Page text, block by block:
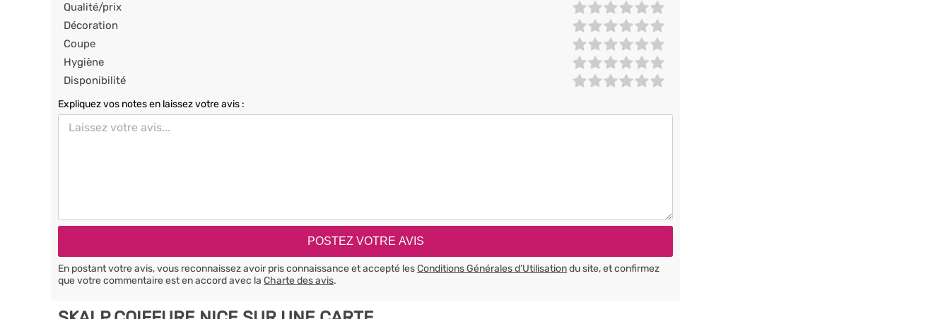
Qualité/prix
Décoration
Coupe
Hygiène
Disponibilité
Expliquez vos notes en laissez votre avis :
En postant votre avis, vous reconnaissez avoir pris connaissance et accepté lesConditions Générales d’Utilisationdu site, et confirmez
que votre commentaire est en accord avec la Charte des avis.